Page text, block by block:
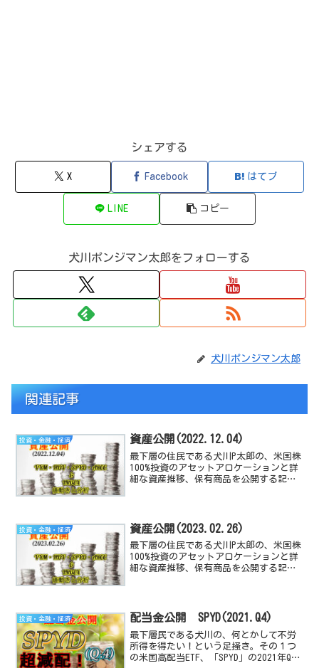
シェアする
X Facebook はてブ
LINE コピー
犬川ポンジマン太郎をフォローする
犬川ポンジマン太郎
関連記事
投資・金融・経済 資産公開(2022.12.04)
最下層の住民である犬川P太郎の、米国株
100%投資のアセットアロケーションと詳
細な資産推移、保有商品を公開する記事
投資・金融・経済 資産公開(2023.02.26)
最下層の住民である犬川P太郎の、米国株
100%投資のアセットアロケーションと詳
細な資産推移、保有商品を公開する記事
投資・金融・経済 配当金公開 SPYD(2021.Q4)
最下層民である犬川の、何とかして不労
所得を得たい！という足掻き。その１つ
の米国高配当ETF、「SPYD」の2021年Q4